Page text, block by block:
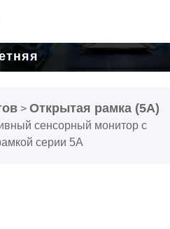
> Открытая рамка (5A)
сенсорный монитор с
серии 5A